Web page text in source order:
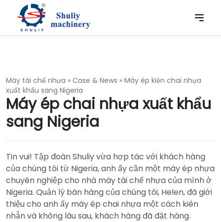
Máy tái chế nhựa » Case & News » Máy ép kiện chai nhựa
xuất khẩu sang Nigeria
Máy ép chai nhựa xuất khẩu
sang Nigeria
Tin vui! Tập đoàn Shuliy vừa hợp tác với khách hàng
của chúng tôi từ Nigeria, anh ấy cần một máy ép nhựa
chuyên nghiệp cho nhà máy tái chế nhựa của mình ở
Nigeria. Quản lý bán hàng của chúng tôi, Helen, đã giới
thiệu cho anh ấy máy ép chai nhựa một cách kiên
nhẫn và không lâu sau, khách hàng đã đặt hàng.